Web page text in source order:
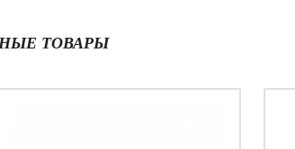
ТОВАРЫ